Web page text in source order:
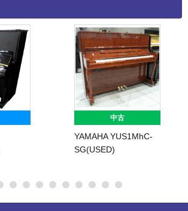
中古
YAMAHA YUS1MhC-
SG(USED)